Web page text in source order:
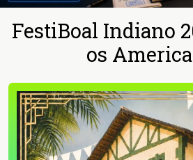
FestiBoal Indiano
os